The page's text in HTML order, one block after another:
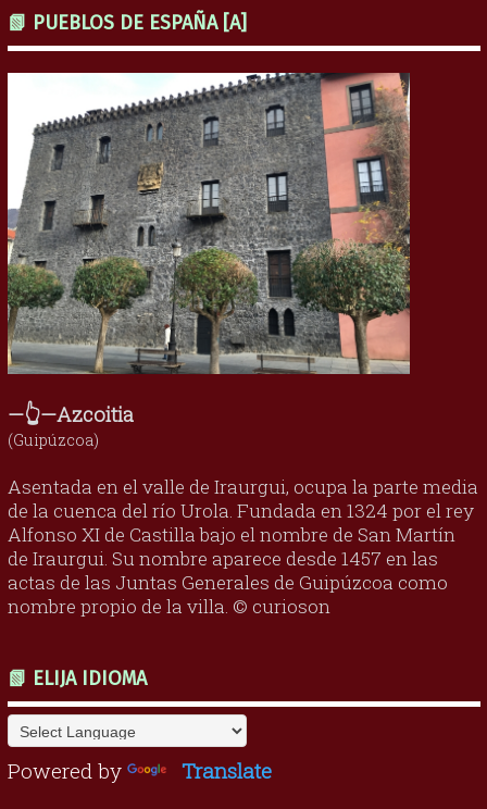
📗 PUEBLOS DE ESPAÑA [A]
—👆—Azcoitia
(Guipúzcoa)
Asentada en el valle de Iraurgui, ocupa la parte media
de la cuenca del río Urola. Fundada en 1324 por el rey
Alfonso XI de Castilla bajo el nombre de San Martín
de Iraurgui. Su nombre aparece desde 1457 en las
actas de las Juntas Generales de Guipúzcoa como
nombre propio de la villa. © curioson
📗 ELIJA IDIOMA
Powered by Translate